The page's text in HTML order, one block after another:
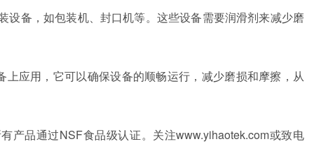
备，如包装机、封口机等。这些设备需要润滑剂来减少磨
应用，它可以确保设备的顺畅运行，减少磨损和摩擦，从
产品通过NSF食品级认证。关注www.yihaotek.com或致电